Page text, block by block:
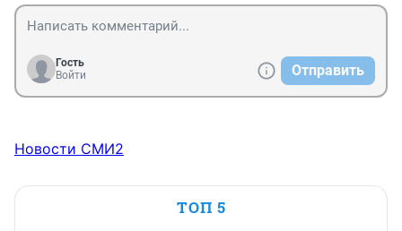
Гость
Войти
Отправить
Новости СМИ2
ТОП 5